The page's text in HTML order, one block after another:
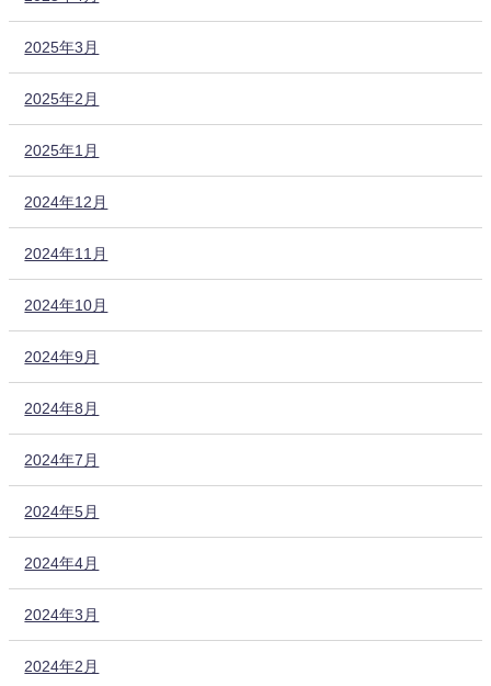
2025年3月
2025年2月
2025年1月
2024年12月
2024年11月
2024年10月
2024年9月
2024年8月
2024年7月
2024年5月
2024年4月
2024年3月
2024年2月